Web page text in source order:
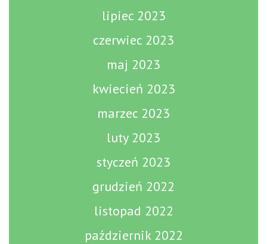
lipiec 2023
czerwiec 2023
maj 2023
kwiecień 2023
marzec 2023
luty 2023
styczeń 2023
grudzień 2022
listopad 2022
październik 2022